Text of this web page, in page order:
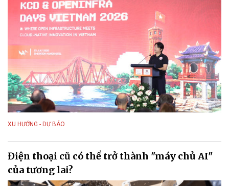
XU HƯỚNG - DỰ BÁO
Điện thoại cũ có thể trở thành "máy chủ AI"
của tương lai?